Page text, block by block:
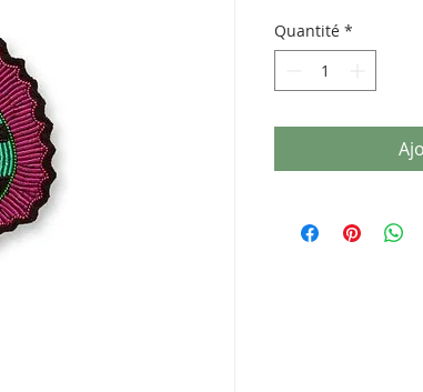
Quantité *